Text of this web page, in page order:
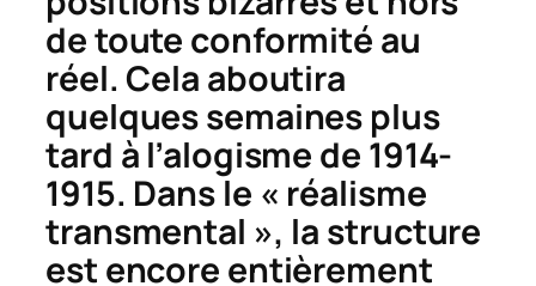
de toute conformité au
réel. Cela aboutira
quelques semaines plus
tard à l’alogisme de 1914-
1915. Dans le « réalisme
transmental », la structure
est encore entièrement